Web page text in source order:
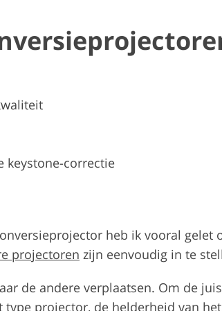
keystone-correctie
heb ik vooral gelet
projectoren zijn eenvoudig in te
de andere verplaatsen. Om de
projector, de helderheid van